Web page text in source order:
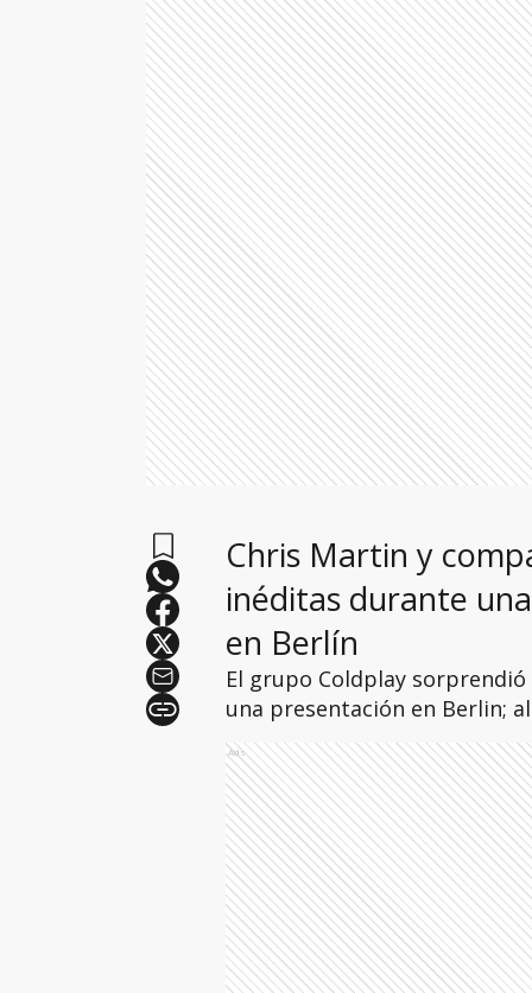
Chris Martin y
inéditas durante
en Berlín
El grupo Coldplay
una presentación en Berlin;
Ads